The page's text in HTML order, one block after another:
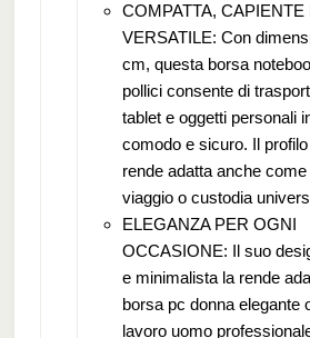
COMPATTA, CAPIENTE
VERSATILE: Con
cm, questa borsa
pollici consente di
tablet e oggetti personali
comodo e sicuro. Il
rende adatta anche
viaggio o custodia
ELEGANZA PER OGNI
OCCASIONE: Il suo
e minimalista la rende
borsa pc donna elegante
lavoro uomo